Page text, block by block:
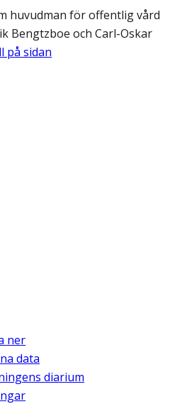
huvudman för offentlig vård
Bengtzboe och Carl-Oskar
på sidan
ner
data
diarium